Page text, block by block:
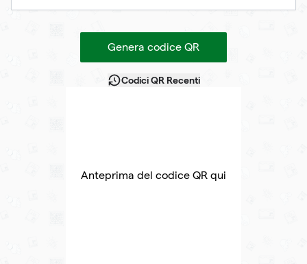
Genera codice QR
Codici QR Recenti
Anteprima del codice QR qui